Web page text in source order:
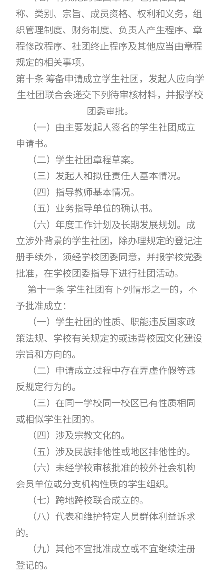
称、类别、宗旨、成员资格、权利和义务，组
织管理制度、财务制度、负责人产生程序、章
程修改程序、社团终止程序及其他应当由章程
规定的相关事项。
第十条 筹备申请成立学生社团，发起人应向学
生社团联合会递交下列待审核材料，并报学校
团委审批。
（一）由主要发起人签名的学生社团成立
申请书。
（二）学生社团章程草案。
（三）发起人和拟任责任人基本情况。
（四）指导教师基本情况。
（五）业务指导单位的确认书。
（六）年度工作计划及长期发展规划。成
立涉外背景的学生社团，除办理规定的登记注
册手续外，须经学校团委同意，并报学校党委
批准，在学校团委指导下进行社团活动。
第十一条 学生社团有下列情形之一的，不
予批准成立：
（一）学生社团的性质、职能违反国家政
策法规、学校有关规定的或违背校园文化建设
宗旨和方向的。
（二）申请成立过程中存在弄虚作假等违
反规定行为的。
（三）在同一学校同一校区已有性质相同
或相似学生社团的。
（四）涉及宗教文化的。
（五）涉及民族排他性或地区排他性的。
（六）未经学校审核批准的校外社会机构
会员单位或分支机构性质的学生组织。
（七）跨地跨校联合成立的。
（八）代表和维护特定人员群体利益诉求
的。
（九）其他不宜批准成立或不宜继续注册
登记的。